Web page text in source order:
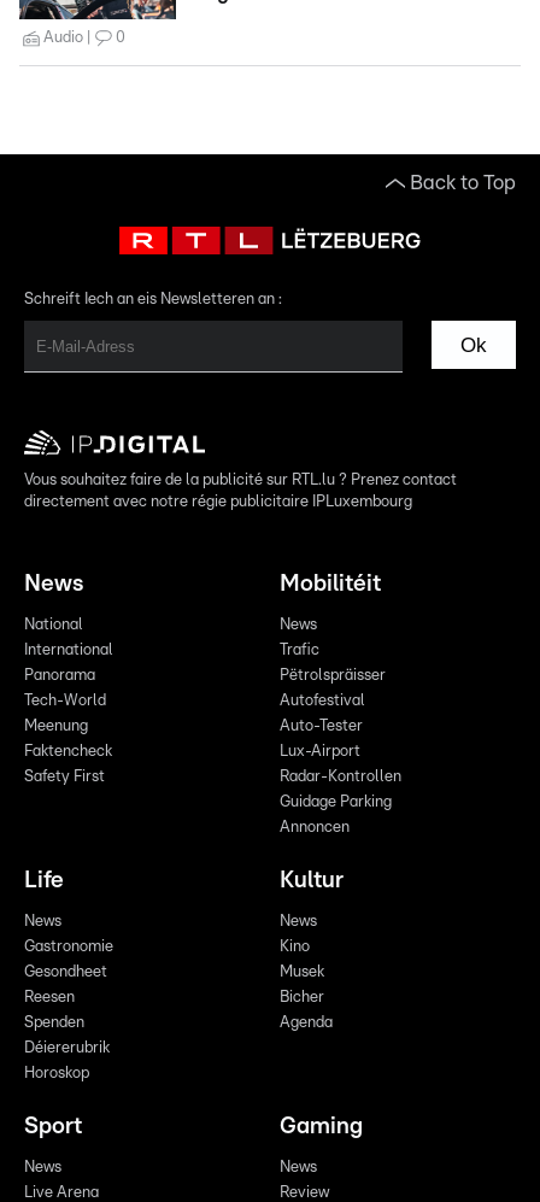
Audio 0
Back to Top
Schreift Iech an eis Newsletteren an :
Ok
Vous souhaitez faire de la publicité sur RTL.lu ? Prenez contact
directement avec notre régie publicitaire IPLuxembourg
News
National
International
Panorama
Tech-World
Meenung
Faktencheck
Safety First
Mobilitéit
News
Trafic
Pëtrolspräisser
Autofestival
Auto-Tester
Lux-Airport
Radar-Kontrollen
Guidage Parking
Annoncen
Life
News
Gastronomie
Gesondheet
Reesen
Spenden
Déiererubrik
Horoskop
Kultur
News
Kino
Musek
Bicher
Agenda
Sport
News
Live Arena
Gaming
News
Review